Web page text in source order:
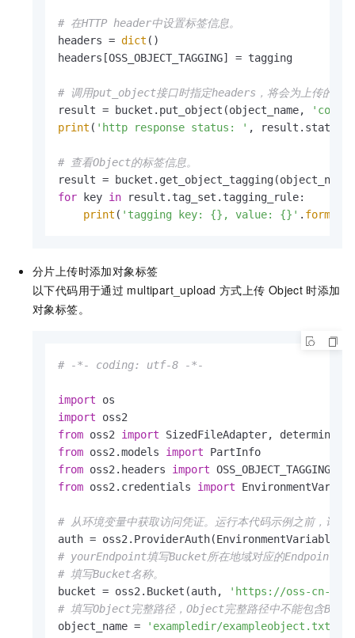
# 在HTTP header中设置标签信息。
headers = dict ()
headers[OSS_OBJECT_TAGGING] = tagging
# 调用put_object接口时指定headers，将会为上传的文
result = bucket.put_object(object_name,
print ( 'http response status: ' , result.status)
# 查看Object的标签信息。
for key in result.tag_set.tagging_rule:
print ( 'tagging key: {}, value: {}' . format
分片上传时添加对象标签
以下代码用于通过 multipart_upload 方式上传 Object 时添加
对象标签。
# -*- coding: utf-8 -*-
import
import
from oss2 import
from oss2.models import
from oss2.headers import
from oss2.credentials import
# 从环境变量中获取访问凭证。运行本代码示例之前，请确保
# yourEndpoint填写Bucket所在地域对应的Endpoint
# 填写Bucket名称。
bucket = oss2.Bucket(auth,
'https://oss-cn-
# 填写Object完整路径，Object完整路径中不能包含
object_name =
'exampledir/exampleobject.txt'